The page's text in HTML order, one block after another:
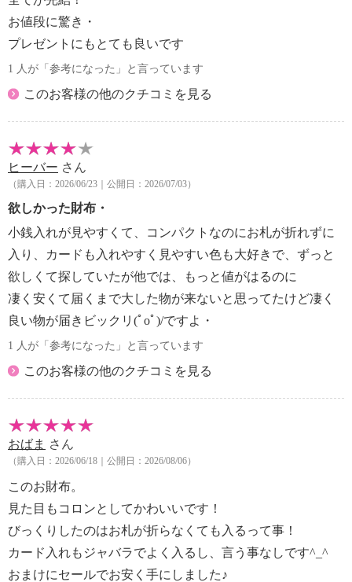
お値段に驚き・
プレゼントにもとても良いです
1 人が「参考になった」と言っています
このお客様の他のクチコミを見る
ヒーバー さん
（購入日：2026/06/23｜公開日：2026/07/03）
欲しかった財布・
小銭入れが見やすくて、コンパクトなのにお札が折れずに
入り、カードも入れやすく見やすい色も大好きで、ずっと
欲しくて探していたが他では、もっと値がはるのに
凄く安くて届くまで大した物が来ないと思ってたけど凄く
良い物が届きビックリ(ﾟoﾟ)/ですよ・
1 人が「参考になった」と言っています
このお客様の他のクチコミを見る
おばま さん
（購入日：2026/06/18｜公開日：2026/08/06）
このお財布。
見た目もコロンとしてかわいいです！
びっくりしたのはお札が折らなくても入るって事！
カード入れもジャバラでよく入るし、言う事なしです^_^
おまけにセールでお安く手にしました♪